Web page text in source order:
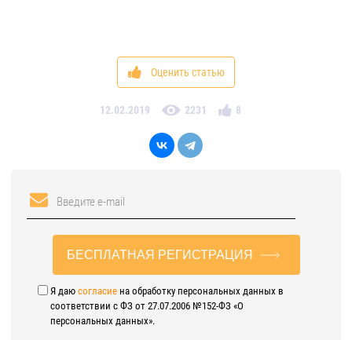
Оценить статью
12.02.2019 2231 8
БЕСПЛАТНАЯ РЕГИСТРАЦИЯ
Я даю согласие на обработку персональных данных в
соответствии с ФЗ от 27.07.2006 №152-ФЗ «О
персональных данных».